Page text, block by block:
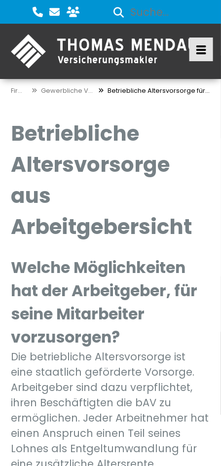
Firmen Gewerbliche Vorsorge Betriebliche Altersvorsorge für Arbeitgeber
Betriebliche
Altersvorsorge
aus
Arbeitgebersicht
Welche Möglichkeiten
hat der Arbeitgeber, für
seine Mitarbeiter
vorzusorgen?
Die betriebliche Altersvorsorge ist
eine staatlich geförderte Vorsorge.
Arbeitgeber sind dazu verpflichtet,
ihren Beschäftigten die bAV zu
ermöglichen. Jeder Arbeitnehmer hat
einen Anspruch einen Teil seines
Lohnes als Entgeltumwandlung für